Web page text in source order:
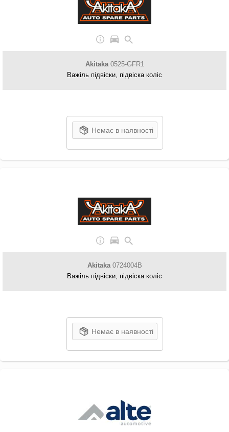
Akitaka0525-GFR1
Важіль підвіски, підвіска коліс
Немає в наявності
Akitaka0724004B
Важіль підвіски, підвіска коліс
Немає в наявності